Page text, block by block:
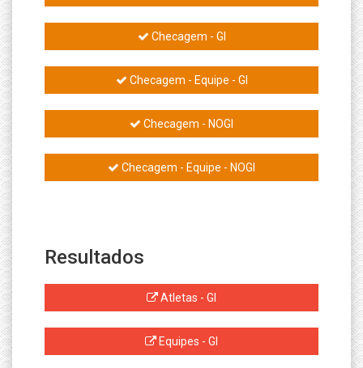
Checagem - GI
Checagem - Equipe - GI
Checagem - NOGI
Checagem - Equipe - NOGI
Resultados
Atletas - GI
Equipes - GI